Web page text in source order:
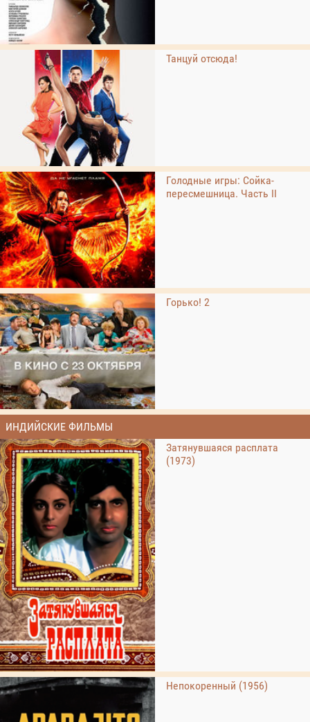
Танцуй отсюда!
Голодные игры: Сойка-
пересмешница. Часть II
Горько! 2
ИНДИЙСКИЕ ФИЛЬМЫ
Затянувшаяся расплата
(1973)
Непокоренный (1956)